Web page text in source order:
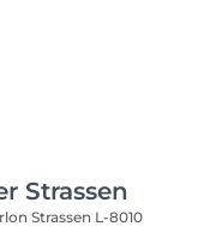
Strassen
Strassen L-8010